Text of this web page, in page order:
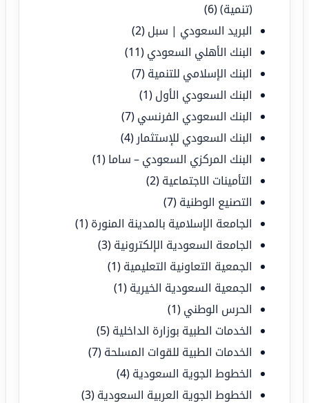
(تنمية)(6)
البريد السعودي | سبل (2)
البنك الأهلي السعودي (11)
البنك الإسلامي للتنمية (7)
البنك السعودي الأول (1)
البنك السعودي الفرنسي (7)
البنك السعودي للإستثمار (4)
البنك المركزي السعودي – ساما (1)
التأمينات الاجتماعية (2)
التصنيع الوطنية (7)
الجامعة الإسلامية بالمدينة المنورة (1)
الجامعة السعودية الإلكترونية (3)
الجمعية التعاونية التعليمية (1)
الجمعية السعودية الخيرية (1)
الحرس الوطني (1)
الخدمات الطبية بوزارة الداخلية (5)
الخدمات الطبية للقوات المسلحة (7)
الخطوط الجوية السعودية (4)
الخطوط الجوية العربية السعودية (3)